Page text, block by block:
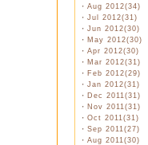
・ Aug 2012(34)
・ Jul 2012(31)
・ Jun 2012(30)
・ May 2012(30)
・ Apr 2012(30)
・ Mar 2012(31)
・ Feb 2012(29)
・ Jan 2012(31)
・ Dec 2011(31)
・ Nov 2011(31)
・ Oct 2011(31)
・ Sep 2011(27)
・ Aug 2011(30)